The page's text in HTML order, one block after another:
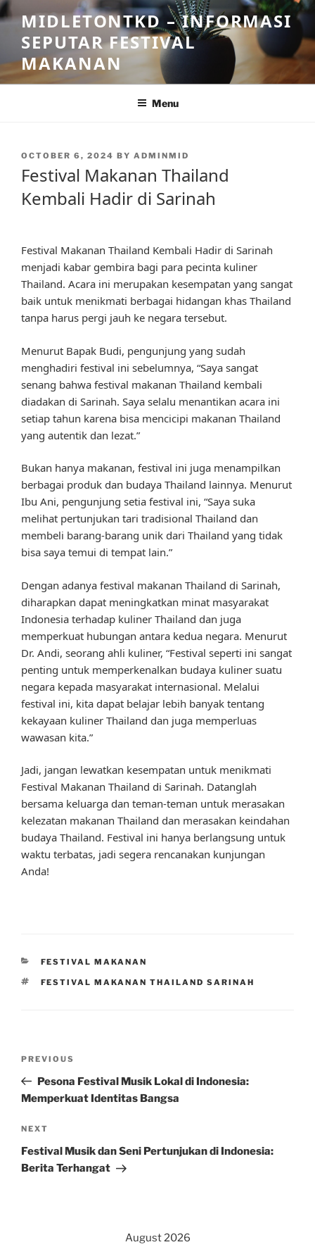
Skip
to
content
MIDLETONTKD – INFORMASI
SEPUTAR FESTIVAL
MAKANAN
Menu
POSTED
OCTOBER 6, 2024 BY ADMINMID
Festival Makanan Thailand
Kembali Hadir di Sarinah
Festival Makanan Thailand Kembali Hadir di Sarinah
menjadi kabar gembira bagi para pecinta kuliner
Thailand. Acara ini merupakan kesempatan yang sangat
baik untuk menikmati berbagai hidangan khas Thailand
tanpa harus pergi jauh ke negara tersebut.
Menurut Bapak Budi, pengunjung yang sudah
menghadiri festival ini sebelumnya, “Saya sangat
senang bahwa festival makanan Thailand kembali
diadakan di Sarinah. Saya selalu menantikan acara ini
setiap tahun karena bisa mencicipi makanan Thailand
yang autentik dan lezat.”
Bukan hanya makanan, festival ini juga menampilkan
berbagai produk dan budaya Thailand lainnya. Menurut
Ibu Ani, pengunjung setia festival ini, “Saya suka
melihat pertunjukan tari tradisional Thailand dan
membeli barang-barang unik dari Thailand yang tidak
bisa saya temui di tempat lain.”
Dengan adanya festival makanan Thailand di Sarinah,
diharapkan dapat meningkatkan minat masyarakat
Indonesia terhadap kuliner Thailand dan juga
memperkuat hubungan antara kedua negara. Menurut
Dr. Andi, seorang ahli kuliner, “Festival seperti ini sangat
penting untuk memperkenalkan budaya kuliner suatu
negara kepada masyarakat internasional. Melalui
festival ini, kita dapat belajar lebih banyak tentang
kekayaan kuliner Thailand dan juga memperluas
wawasan kita.”
Jadi, jangan lewatkan kesempatan untuk menikmati
Festival Makanan Thailand di Sarinah. Datanglah
bersama keluarga dan teman-teman untuk merasakan
kelezatan makanan Thailand dan merasakan keindahan
budaya Thailand. Festival ini hanya berlangsung untuk
waktu terbatas, jadi segera rencanakan kunjungan
Anda!
CATEGORIES
FESTIVAL MAKANAN
TAGS
FESTIVAL MAKANAN THAILAND SARINAH
Previous
Post
PREVIOUS
Pesona Festival Musik Lokal di Indonesia:
Memperkuat Identitas Bangsa
Next
Post
NEXT
Festival Musik dan Seni Pertunjukan di Indonesia:
Berita Terhangat
August 2026